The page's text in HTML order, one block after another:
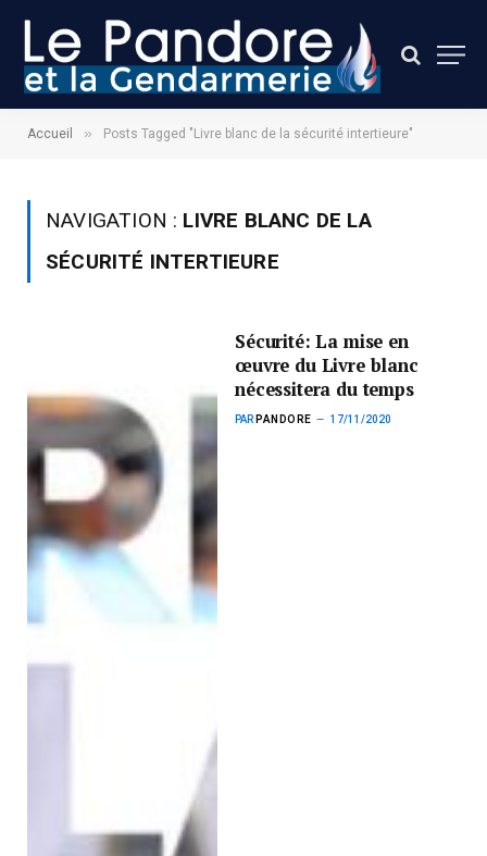
Accueil » Posts Tagged "Livre blanc de la sécurité intertieure"
NAVIGATION : LIVRE BLANC DE LA
SÉCURITÉ INTERTIEURE
Sécurité: La mise en
œuvre du Livre blanc
nécessitera du temps
PAR PANDORE 17/11/2020